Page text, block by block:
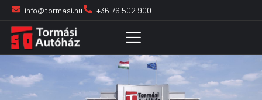
info@tormasi.hu +36 76 502 900